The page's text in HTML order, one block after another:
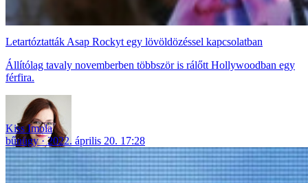
Letartóztatták Asap Rockyt egy lövöldözéssel kapcsolatban
Állítólag tavaly novemberben többször is rálőtt Hollywoodban egy
férfira.
Kiss Imola
bűnügy
2022. április 20. 17:28